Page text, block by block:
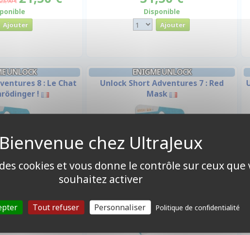
Disponible
UNLOCK
8 : Le Chat
!
ENIGME UNLOCK
Unlock Short Adventures 7 : Red
Mask
cookies et vous donne le contrôle sur ceux que
souhaitez activer
Tout refuser Personnaliser Politique de confidentialité